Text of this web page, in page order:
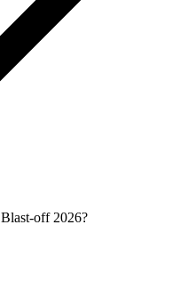
off 2026?